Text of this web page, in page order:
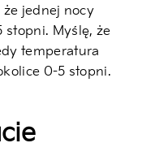
że jednej nocy
stopni. Myślę, że
temperatura
0-5 stopni.